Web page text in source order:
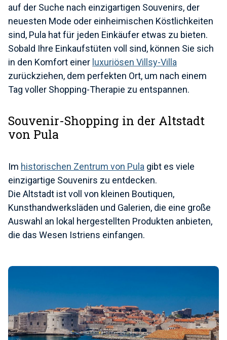
auf der Suche nach einzigartigen Souvenirs, der
neuesten Mode oder einheimischen Köstlichkeiten
sind, Pula hat für jeden Einkäufer etwas zu bieten.
Sobald Ihre Einkaufstüten voll sind, können Sie sich
in den Komfort einer luxuriösen Villsy-Villa
zurückziehen, dem perfekten Ort, um nach einem
Tag voller Shopping-Therapie zu entspannen.
Souvenir-Shopping in der Altstadt
von Pula
Im historischen Zentrum von Pula gibt es viele
einzigartige Souvenirs zu entdecken.
Die Altstadt ist voll von kleinen Boutiquen,
Kunsthandwerksläden und Galerien, die eine große
Auswahl an lokal hergestellten Produkten anbieten,
die das Wesen Istriens einfangen.